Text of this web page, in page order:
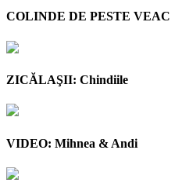
COLINDE DE PESTE VEAC
ZICĂLAŞII: Chindiile
VIDEO: Mihnea & Andi